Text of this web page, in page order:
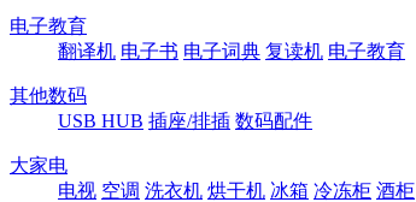
电子教育
翻译机 电子书 电子词典 复读机 电子教育
其他数码
USB HUB 插座/排插 数码配件
大家电
电视 空调 洗衣机 烘干机 冰箱 冷冻柜 酒柜